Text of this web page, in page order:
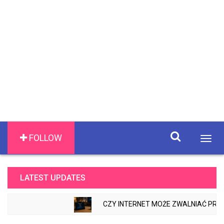
FOLLOW
LATEST UPDATES
CZY INTERNET MOŻE ZWALNIAĆ